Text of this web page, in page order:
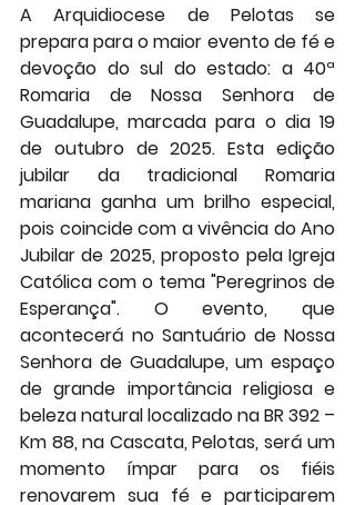
A Arquidiocese de Pelotas se
prepara para o maior evento de fé e
devoção do sul do estado: a 40ª
Romaria de Nossa Senhora de
Guadalupe, marcada para o dia 19
de outubro de 2025. Esta edição
jubilar da tradicional Romaria
mariana ganha um brilho especial,
pois coincide com a vivência do Ano
Jubilar de 2025, proposto pela Igreja
Católica com o tema "Peregrinos de
Esperança". O evento, que
acontecerá no Santuário de Nossa
Senhora de Guadalupe, um espaço
de grande importância religiosa e
beleza natural localizado na BR 392 –
Km 88, na Cascata, Pelotas, será um
momento ímpar para os fiéis
renovarem sua fé e participarem